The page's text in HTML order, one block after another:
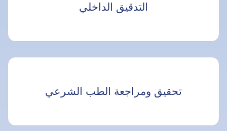
التدقيق الداخلي
تحقيق ومراجعة الطب الشرعي